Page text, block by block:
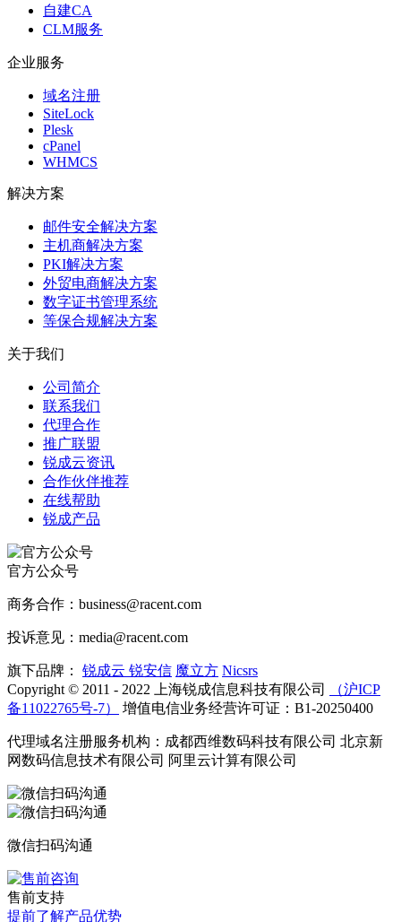
自建CA
CLM服务
企业服务
域名注册
SiteLock
Plesk
cPanel
WHMCS
解决方案
邮件安全解决方案
主机商解决方案
PKI解决方案
外贸电商解决方案
数字证书管理系统
等保合规解决方案
关于我们
公司简介
联系我们
代理合作
推广联盟
锐成云资讯
合作伙伴推荐
在线帮助
锐成产品
官方公众号
商务合作：business@racent.com
投诉意见：media@racent.com
旗下品牌： 锐成云 锐安信 魔立方 Nicsrs
Copyright © 2011 - 2022 上海锐成信息科技有限公司
（沪ICP
备11022765号-7）
增值电信业务经营许可证：B1-20250400
代理域名注册服务机构：成都西维数码科技有限公司 北京新
网数码信息技术有限公司 阿里云计算有限公司
微信扫码沟通
售前支持
提前了解产品优势